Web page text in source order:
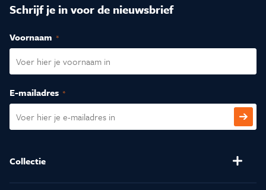
Schrijf je in voor de nieuwsbrief
Voornaam (Vereist)
E-mailadres (Vereist)
Collectie